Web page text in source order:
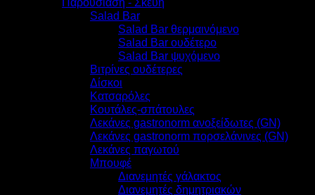
Salad Bar
Salad Bar θερμαινόμενο
Salad Bar ουδέτερο
Salad Bar ψυχόμενο
Βιτρίνες ουδέτερες
Δίσκοι
Κατσαρόλες
Κουτάλες-σπάτουλες
Λεκάνες gastronorm ανοξείδωτες (GN)
Λεκάνες gastronorm πορσελάνινες (GN)
Λεκάνες παγωτού
Μπουφέ
Διανεμητές γάλακτος
Διανεμητές δημητριακών